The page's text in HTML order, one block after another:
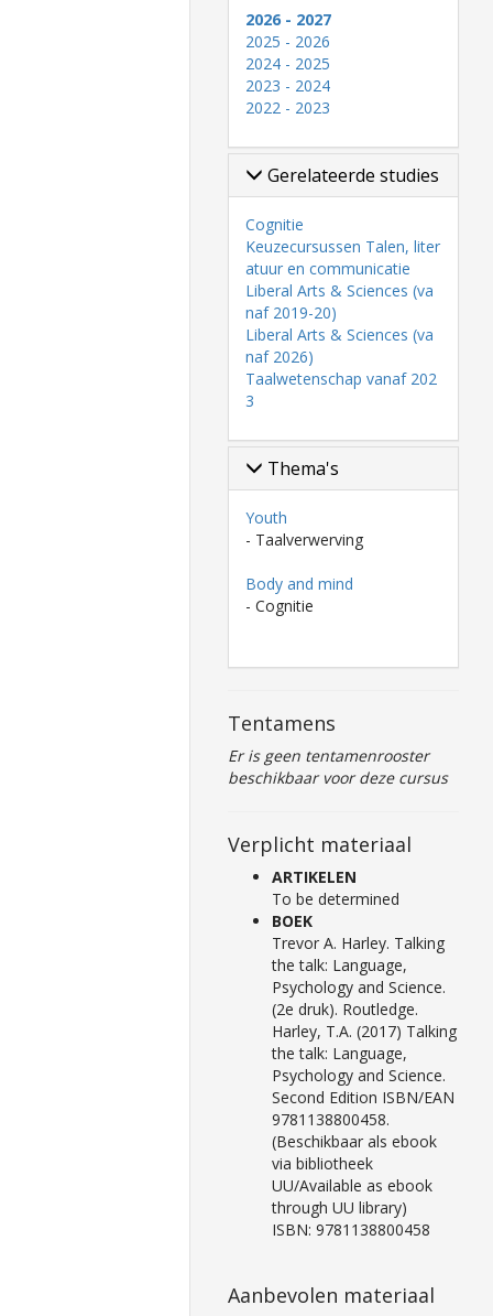
2026 - 2027
2025 - 2026
2024 - 2025
2023 - 2024
2022 - 2023
Gerelateerde studies
Cognitie
Keuzecursussen Talen, liter
atuur en communicatie
Liberal Arts & Sciences (va
naf 2019-20)
Liberal Arts & Sciences (va
naf 2026)
Taalwetenschap vanaf 202
3
Thema's
Youth
- Taalverwerving
Body and mind
- Cognitie
Tentamens
Er is geen tentamenrooster
beschikbaar voor deze cursus
Verplicht materiaal
ARTIKELEN
To be determined
BOEK
Trevor A. Harley. Talking
the talk: Language,
Psychology and Science.
(2e druk). Routledge.
Harley, T.A. (2017) Talking
the talk: Language,
Psychology and Science.
Second Edition ISBN/EAN
9781138800458.
(Beschikbaar als ebook
via bibliotheek
UU/Available as ebook
through UU library)
ISBN: 9781138800458
Aanbevolen materiaal